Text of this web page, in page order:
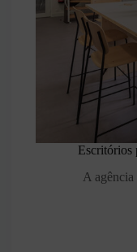
Escritórios
A